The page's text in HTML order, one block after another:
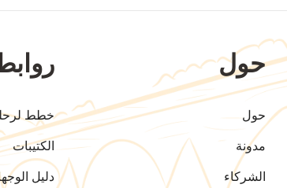
حول
حول
مدونة
الشركاء
خطط
الكتيبات
دليل